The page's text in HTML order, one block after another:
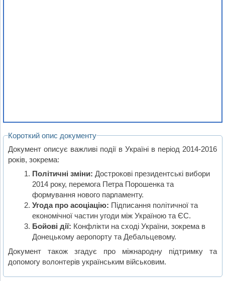
Короткий опис документу
Документ описує важливі події в Україні в період 2014-2016
років, зокрема:
Політичні зміни: Дострокові президентські вибори
2014 року, перемога Петра Порошенка та
формування нового парламенту.
Угода про асоціацію: Підписання політичної та
економічної частин угоди між Україною та ЄС.
Бойові дії: Конфлікти на сході України, зокрема в
Донецькому аеропорту та Дебальцевому.
Документ також згадує про міжнародну підтримку та
допомогу волонтерів українським військовим.